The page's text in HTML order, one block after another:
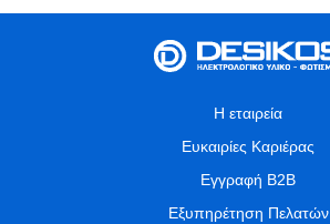
Η εταιρεία
Ευκαιρίες Καριέρας
Εγγραφή B2B
Εξυπηρέτηση Πελατών